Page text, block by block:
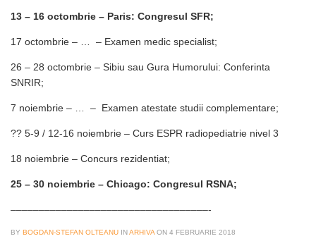
13 – 16 octombrie – Paris: Congresul SFR;
17 octombrie – … – Examen medic specialist;
26 – 28 octombrie – Sibiu sau Gura Humorului: Conferinta
SNRIR;
7 noiembrie – … – Examen atestate studii complementare;
?? 5-9 / 12-16 noiembrie – Curs ESPR radiopediatrie nivel 3
18 noiembrie – Concurs rezidentiat;
25 – 30 noiembrie – Chicago: Congresul RSNA;
–––––––––––––––––––––––––––––––––––-
BY BOGDAN-STEFAN OLTEANU INARHIVA ON 4 FEBRUARIE 2018